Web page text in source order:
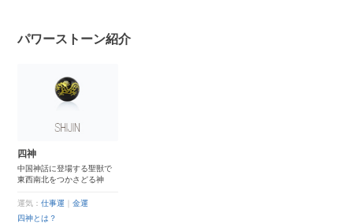
パワーストーン紹介
四神
中国神話に登場する聖獣で
東西南北をつかさどる神
運気：仕事運 ｜金運
四神とは？